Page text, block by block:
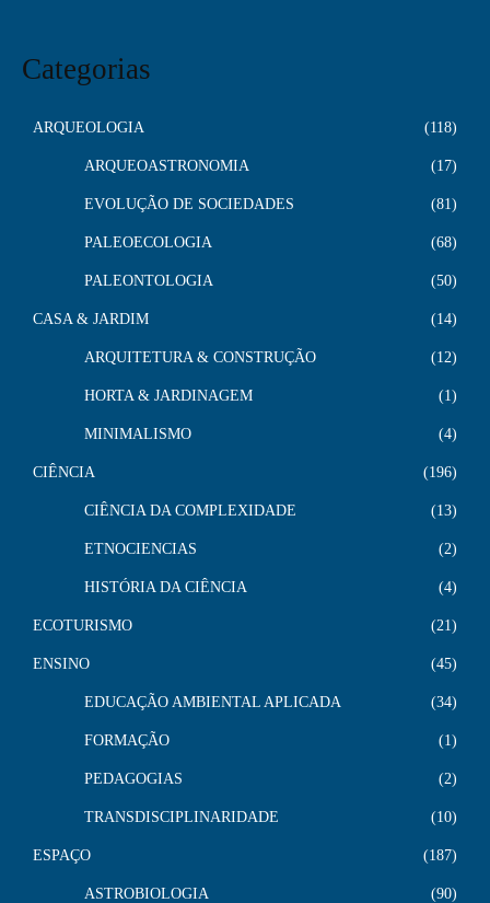
Categorias
ARQUEOLOGIA 118
ARQUEOASTRONOMIA 17
EVOLUÇÃO DE SOCIEDADES 81
PALEOECOLOGIA 68
PALEONTOLOGIA 50
CASA & JARDIM 14
ARQUITETURA & CONSTRUÇÃO 12
HORTA & JARDINAGEM 1
MINIMALISMO 4
CIÊNCIA 196
CIÊNCIA DA COMPLEXIDADE 13
ETNOCIENCIAS 2
HISTÓRIA DA CIÊNCIA 4
ECOTURISMO 21
ENSINO 45
EDUCAÇÃO AMBIENTAL APLICADA 34
FORMAÇÃO 1
PEDAGOGIAS 2
TRANSDISCIPLINARIDADE 10
ESPAÇO 187
ASTROBIOLOGIA 90